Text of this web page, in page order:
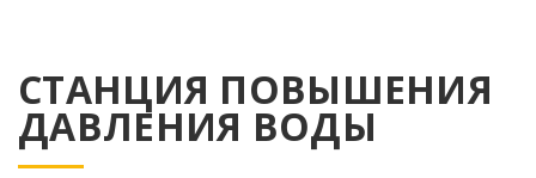
СТАНЦИЯ ПОВЫШЕНИЯ
ДАВЛЕНИЯ ВОДЫ